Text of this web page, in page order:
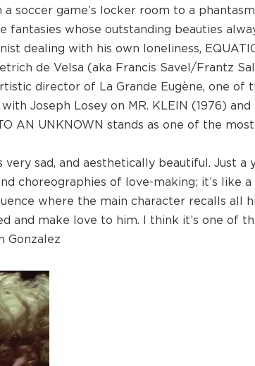
soccer game’s locker room to a
whose outstanding beauties
dealing with his own loneliness,
de Velsa (aka Francis Savel/Frantz
director of La Grande Eugène, one of
Joseph Losey on MR. KLEIN (1976) and
AN UNKNOWN stands as one of the
sad, and aesthetically beautiful. Just a
choreographies of love-making; it’s like a
where the main character recalls all
and make love to him. I think it’s one of
Gonzalez